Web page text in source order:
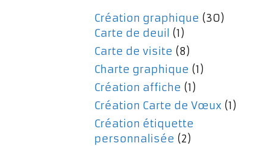
Création graphique (30)
Carte de deuil (1)
Carte de visite (8)
Charte graphique (1)
Création affiche (1)
Création Carte de Vœux (1)
Création étiquette
personnalisée (2)